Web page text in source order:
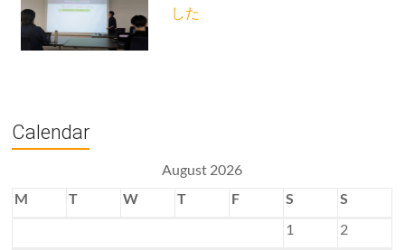
した
Calendar
August 2026
M
T W T F S
S
1
2